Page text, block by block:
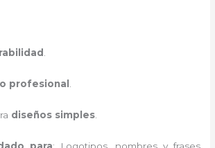
profesional
diseños simples.
para: Logotipos, nombres y frases